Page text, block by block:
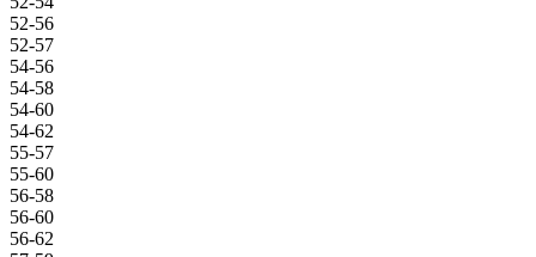
52-56
52-57
54-56
54-58
54-60
54-62
55-57
55-60
56-58
56-60
56-62